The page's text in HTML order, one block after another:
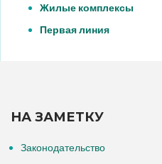
Жилые комплексы
Первая линия
НА ЗАМЕТКУ
Законодательство